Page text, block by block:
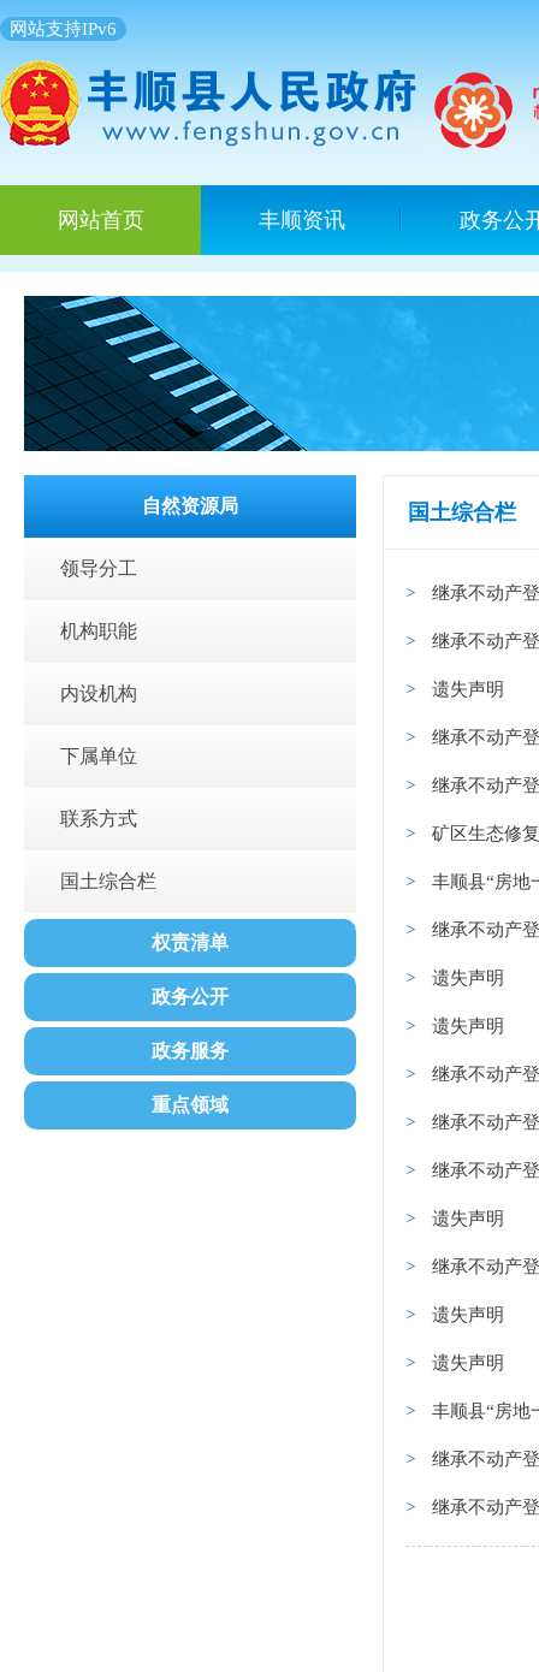
网站支持IPv6
网站首页 丰顺资讯 政务公
自然资源局
领导分工
机构职能
内设机构
下属单位
联系方式
国土综合栏
权责清单
政务公开
政务服务
重点领域
国土综合栏
继承不动产
继承不动产
遗失声明
继承不动产
继承不动产
矿区生态修
丰顺县“房地一
继承不动产
遗失声明
遗失声明
继承不动产
继承不动产
继承不动产
遗失声明
继承不动产
遗失声明
遗失声明
丰顺县“房地一
继承不动产
继承不动产